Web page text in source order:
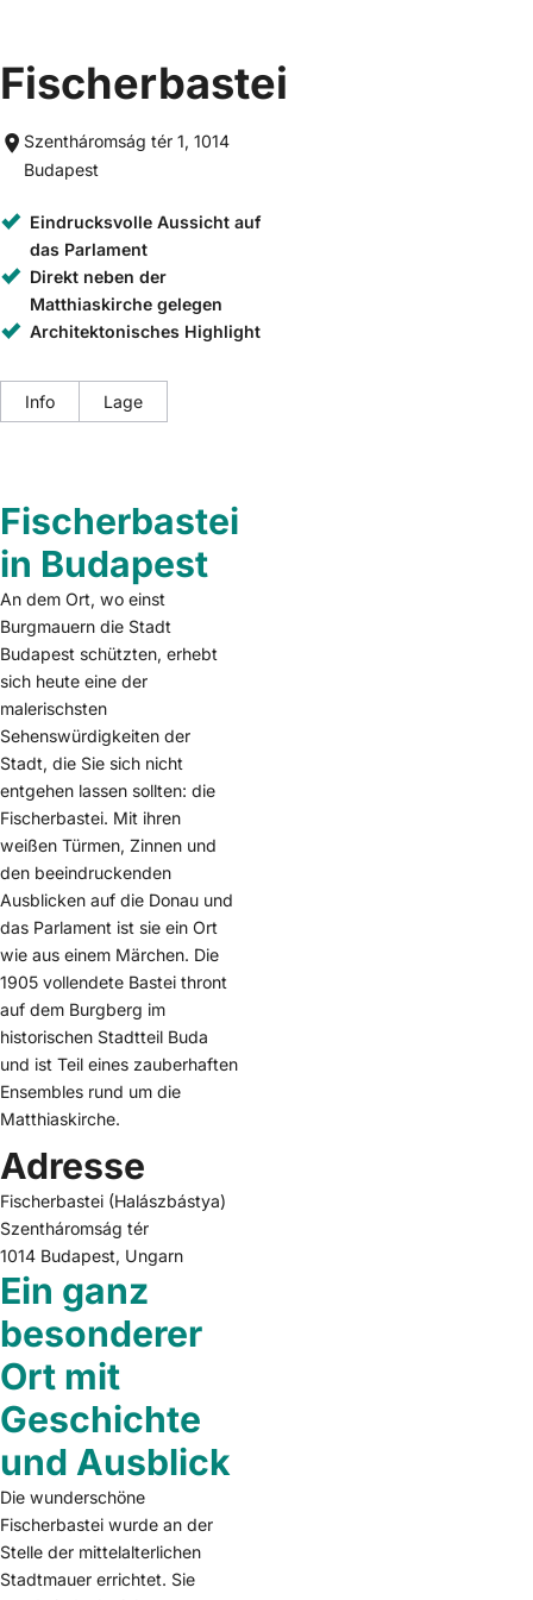
Fischerbastei
Szentháromság tér 1, 1014
Budapest
Eindrucksvolle Aussicht auf
das Parlament
Direkt neben der
Matthiaskirche gelegen
Architektonisches Highlight
Info Lage
Fischerbastei
in Budapest
An dem Ort, wo einst
Burgmauern die Stadt
Budapest schützten, erhebt
sich heute eine der
malerischsten
Sehenswürdigkeiten der
Stadt, die Sie sich nicht
entgehen lassen sollten: die
Fischerbastei. Mit ihren
weißen Türmen, Zinnen und
den beeindruckenden
Ausblicken auf die Donau und
das Parlament ist sie ein Ort
wie aus einem Märchen. Die
1905 vollendete Bastei thront
auf dem Burgberg im
historischen Stadtteil Buda
und ist Teil eines zauberhaften
Ensembles rund um die
Matthiaskirche.
Adresse
Fischerbastei (Halászbástya)
Szentháromság tér
1014 Budapest, Ungarn
Ein ganz
besonderer
Ort mit
Geschichte
und Ausblick
Die wunderschöne
Fischerbastei wurde an der
Stelle der mittelalterlichen
Stadtmauer errichtet. Sie